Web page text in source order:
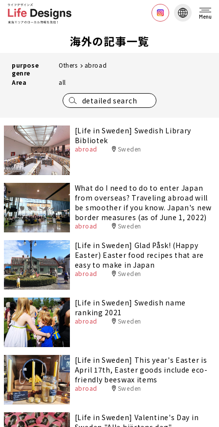
Menu
海外の記事一覧
purpose
genre
Others abroad
Area all
detailed search
[Life in Sweden] Swedish Library
Bibliotek
abroad Sweden
What do I need to do to enter Japan
from overseas? Traveling abroad will
be smoother if you know. Japan's new
border measures (as of June 1, 2022)
abroad Sweden
[Life in Sweden] Glad Påsk! (Happy
Easter) Easter food recipes that are
easy to make in Japan
abroad Sweden
[Life in Sweden] Swedish name
ranking 2021
abroad Sweden
[Life in Sweden] This year's Easter is
April 17th, Easter goods include eco-
friendly beeswax items
abroad Sweden
[Life in Sweden] Valentine's Day in